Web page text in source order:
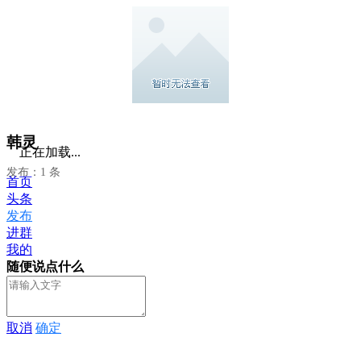
韩灵
发布：1 条
正在加载...
首页
头条
发布
进群
我的
随便说点什么
取消 确定